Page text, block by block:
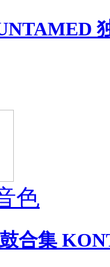
色
合集